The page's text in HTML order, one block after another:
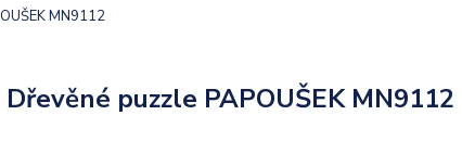
MN9112
Dřevěné puzzle PAPOUŠEK MN9112